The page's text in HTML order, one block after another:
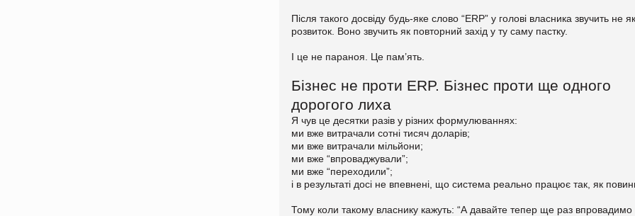
Після такого досвіду будь-яке слово “ERP” у голові власника звучить не як
розвиток. Воно звучить як повторний захід у ту саму пастку.
І це не параноя. Це пам’ять.
Бізнес не проти ERP. Бізнес проти ще одного
дорогого лиха
Я чув це десятки разів у різних формулюваннях:
ми вже витрачали сотні тисяч доларів;
ми вже витрачали мільйони;
ми вже “впроваджували”;
ми вже “переходили”;
і в результаті досі не впевнені, що система реально працює так, як
Тому коли такому власнику кажуть: “А давайте тепер ще раз впровадимо